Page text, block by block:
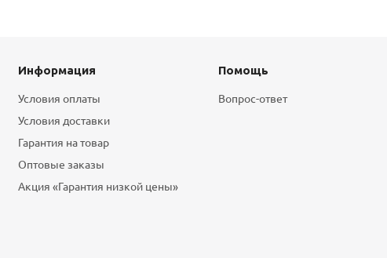
Информация
Условия оплаты
Условия доставки
Гарантия на товар
Оптовые заказы
Акция «Гарантия низкой цены»
Помощь
Вопрос-ответ